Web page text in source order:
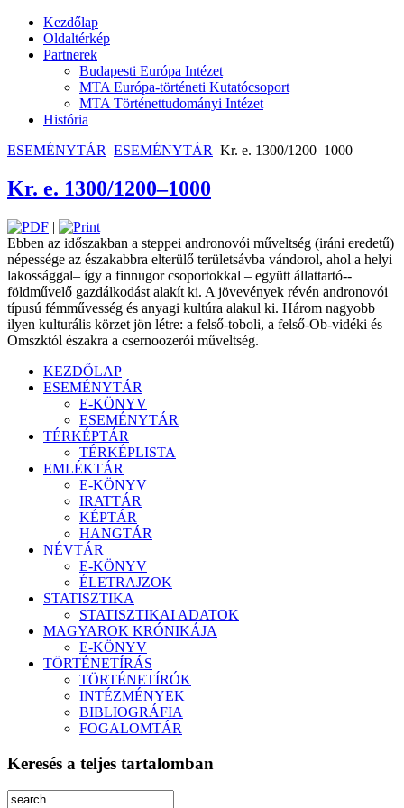
Kezdőlap
Oldaltérkép
Partnerek
Budapesti Európa Intézet
MTA Európa-történeti Kutatócsoport
MTA Történettudományi Intézet
História
ESEMÉNYTÁR ESEMÉNYTÁR Kr. e. 1300/1200–1000
Kr. e. 1300/1200–1000
|
Ebben az időszakban a steppei andronovói műveltség (iráni eredetű)
népessége az északabbra elterülő területsávba vándorol, ahol a helyi
lakossággal– így a finnugor csoportokkal – együtt állattartó-­
földművelő gazdálkodást alakít ki. A ­jövevények révén andronovói
típusú ­fémművesség és anyagi kultúra alakul ki. Három nagyobb
ilyen kulturális körzet jön létre: a felső-toboli, a felső-Ob-vidéki és
Omszktól északra a csernoozerói műveltség.
KEZDŐLAP
ESEMÉNYTÁR
E-KÖNYV
ESEMÉNYTÁR
TÉRKÉPTÁR
TÉRKÉPLISTA
EMLÉKTÁR
E-KÖNYV
IRATTÁR
KÉPTÁR
HANGTÁR
NÉVTÁR
E-KÖNYV
ÉLETRAJZOK
STATISZTIKA
STATISZTIKAI ADATOK
MAGYAROK KRÓNIKÁJA
E-KÖNYV
TÖRTÉNETÍRÁS
TÖRTÉNETÍRÓK
INTÉZMÉNYEK
BIBLIOGRÁFIA
FOGALOMTÁR
Keresés a teljes tartalomban